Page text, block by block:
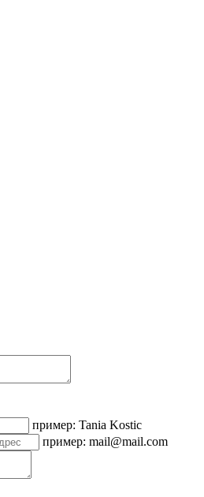
пример: Tania Kostic
пример: mail@mail.com